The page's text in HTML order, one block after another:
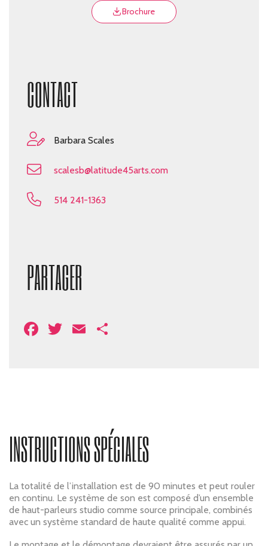
Brochure
CONTACT
Barbara Scales
scalesb@latitude45arts.com
514 241-1363
PARTAGER
Facebook
TwitterEmail
INSTRUCTIONS SPÉCIALES
La totalité de l’installation est de 90 minutes et peut rouler
en continu. Le système de son est composé d’un ensemble
de haut-parleurs studio comme source principale, combinés
avec un système standard de haute qualité comme appui.